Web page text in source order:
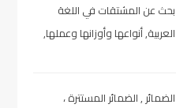
بحث عن المشتقات في اللغة
العربية, أنواعها وأوزانها وعملها,
الضمائر , الضمائر المستترة ،